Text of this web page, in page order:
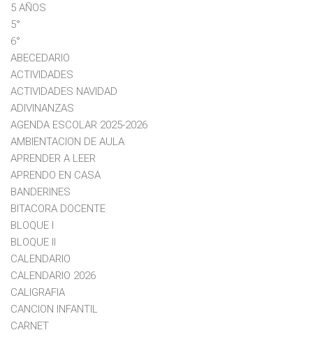
5 AÑOS
5°
6°
ABECEDARIO
ACTIVIDADES
ACTIVIDADES NAVIDAD
ADIVINANZAS
AGENDA ESCOLAR 2025-2026
AMBIENTACION DE AULA
APRENDER A LEER
APRENDO EN CASA
BANDERINES
BITACORA DOCENTE
BLOQUE I
BLOQUE II
CALENDARIO
CALENDARIO 2026
CALIGRAFIA
CANCION INFANTIL
CARNET